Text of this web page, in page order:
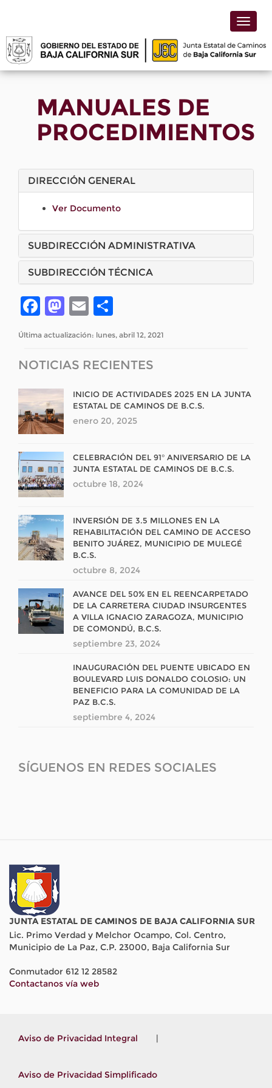
Toggle
MANUALES DE
PROCEDIMIENTOS
DIRECCIÓN GENERAL
Ver Documento
SUBDIRECCIÓN ADMINISTRATIVA
SUBDIRECCIÓN TÉCNICA
Facebook
Mastodon
Email
Última actualización: lunes, abril 12, 2021
NOTICIAS RECIENTES
INICIO DE ACTIVIDADES 2025 EN LA JUNTA
ESTATAL DE CAMINOS DE B.C.S.
enero 20, 2025
CELEBRACIÓN DEL 91° ANIVERSARIO DE LA
JUNTA ESTATAL DE CAMINOS DE B.C.S.
octubre 18, 2024
INVERSIÓN DE 3.5 MILLONES EN LA
REHABILITACIÓN DEL CAMINO DE ACCESO
BENITO JUÁREZ, MUNICIPIO DE MULEGÉ
B.C.S.
octubre 8, 2024
AVANCE DEL 50% EN EL REENCARPETADO
DE LA CARRETERA CIUDAD INSURGENTES
A VILLA IGNACIO ZARAGOZA, MUNICIPIO
DE COMONDÚ, B.C.S.
septiembre 23, 2024
INAUGURACIÓN DEL PUENTE UBICADO EN
BOULEVARD LUIS DONALDO COLOSIO: UN
BENEFICIO PARA LA COMUNIDAD DE LA
PAZ B.C.S.
septiembre 4, 2024
SÍGUENOS EN REDES SOCIALES
JUNTA ESTATAL DE CAMINOS DE BAJA CALIFORNIA SUR
Lic. Primo Verdad y Melchor Ocampo, Col. Centro,
Municipio de La Paz, C.P. 23000, Baja California Sur
Conmutador 612 12 28582
Contactanos vía web
Aviso de Privacidad Integral |
Aviso de Privacidad Simplificado